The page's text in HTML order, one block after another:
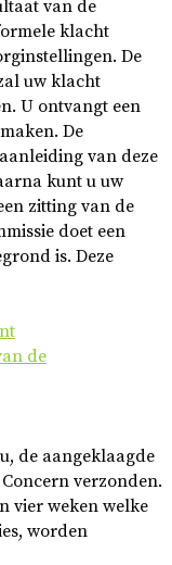
van de
klacht
De
uw klacht
U ontvangt een
De
van deze
kunt u uw
zitting van de
doet een
is. Deze
de
de aangeklaagde
verzonden.
vier weken welke
worden